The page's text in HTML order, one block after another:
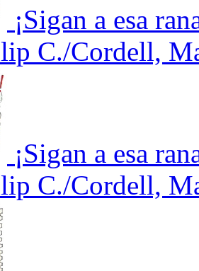
¡Sigan a esa
C./Cordell,
¡Sigan a esa
C./Cordell,